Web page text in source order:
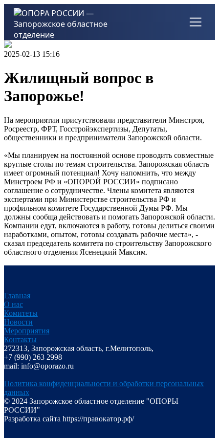
2025-02-13 15:16
Жилищный вопрос в
Запорожье!
На мероприятии присутствовали представители Минстроя,
Росреестр, ФРТ, Госстройэкспертизы, Депутаты,
общественники и предприниматели Запорожской области.
«Мы планируем на постоянной основе проводить совместные
круглые столы по темам строительства. Запорожская область
имеет огромный потенциал! Хочу напомнить, что между
Минстроем РФ и «ОПОРОЙ РОССИИ» подписано
соглашение о сотрудничестве. Члены комитета являются
экспертами при Министерстве строительства РФ и
профильном комитете Государственной Думы РФ. Мы
должны сообща действовать и помогать Запорожской области.
Компании едут, включаются в работу, готовы делиться своими
наработками, опытом, готовы создавать рабочие места», -
сказал председатель комитета по строительству Запорожского
областного отделения Ясенецкий Максим.
Главная
О нас
Комитеты
Новости
Мероприятия
Контакты
272313, Запорожская область, г.Мелитополь,
+7 (990) 263 2998
mail: info@oporazo.ru
Политика конфиденциальности и обработки персональных
данных
© 2024 Запорожское областное отделение "ОПОРЫ
РОССИИ"
Разработка сайта https://правокатор.рф/